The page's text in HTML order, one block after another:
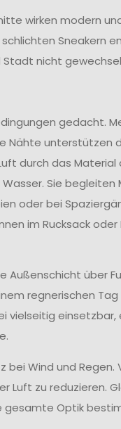
wirken modern
Sneakern
nicht
gedacht.
Nähte unterstützen
durch das Material
Sie
oder bei
im Rucksack
über
regnerischen
vielseitig
Wind und Regen.
Luft zu reduzieren.
gesamte Optik